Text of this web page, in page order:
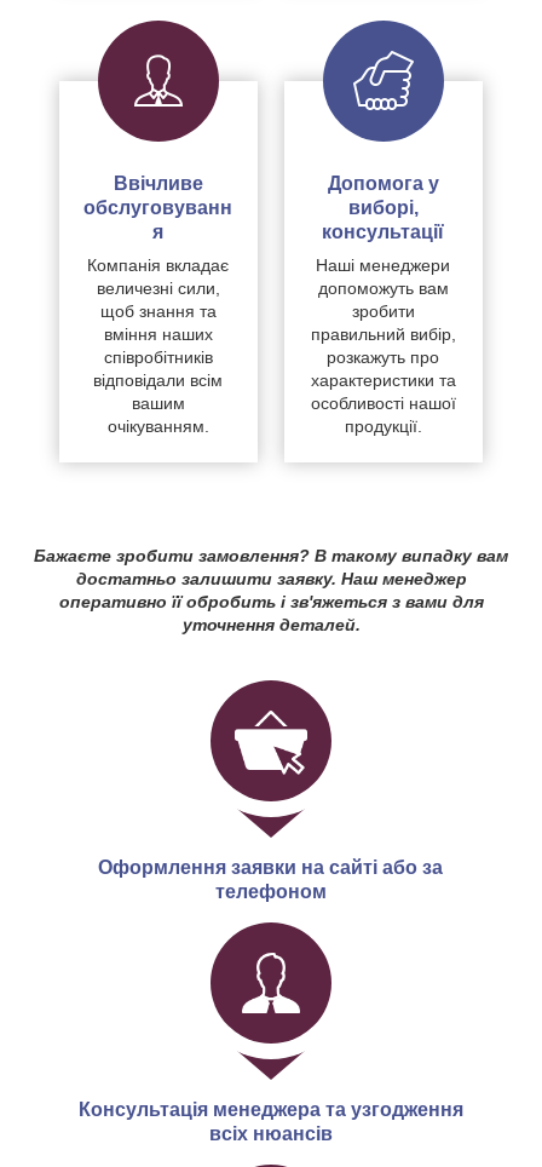
Ввічливе
обслуговуванн
я
Компанія вкладає
величезні сили,
щоб знання та
вміння наших
співробітників
відповідали всім
вашим
очікуванням.
Допомога у
виборі,
консультації
Наші менеджери
допоможуть вам
зробити
правильний вибір,
розкажуть про
характеристики та
особливості нашої
продукції.
Бажаєте зробити замовлення? В такому випадку вам
достатньо залишити заявку. Наш менеджер
оперативно її обробить і зв'яжеться з вами для
уточнення деталей.
Оформлення заявки на сайті або за
телефоном
Консультація менеджера та узгодження
всіх нюансів